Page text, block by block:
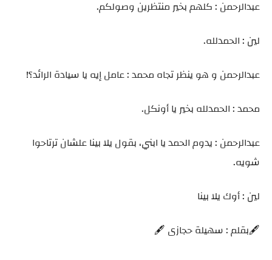
عبدالرحمن : كلهم بخير منتظرين وصولكم.
لين : الحمدلله.
عبدالرحمن و هو ينظر تجاه محمد : عامل إيه يا سيادة الرائد؟!
محمد : الحمدلله بخير يا أونكل.
عبدالرحمن : يدوم الحمد يا ابني، بقول يلا بينا علشان ترتاحوا
شويه.
لين : أوك يلا بينا
🖋️بقلم : سهيلة حجازى 🖋️